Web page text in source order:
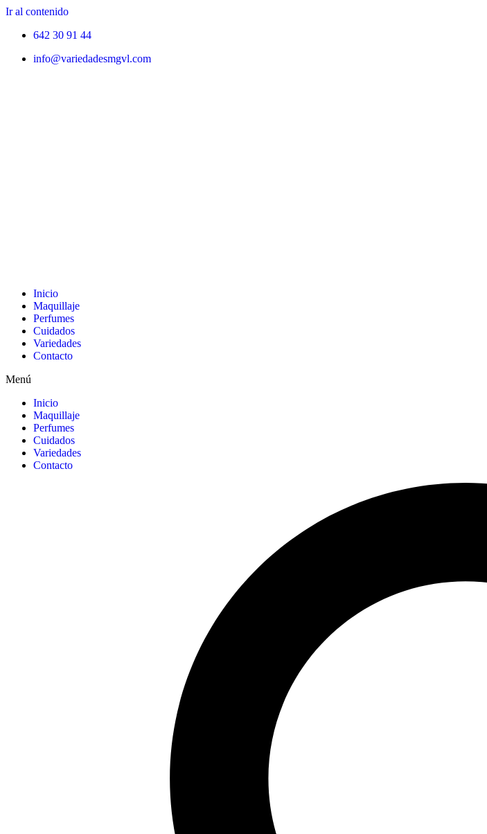
Ir al contenido
642 30 91 44
info@variedadesmgvl.com
Inicio
Maquillaje
Perfumes
Cuidados
Variedades
Contacto
Menú
Inicio
Maquillaje
Perfumes
Cuidados
Variedades
Contacto